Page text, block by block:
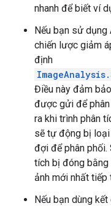
nhanh để biết ví
Nếu bạn sử dụng
chiến lược giảm
định
Điều này đảm
được gửi để
ra khi trình phân
sẽ tự động bị
đợi để phân phối.
tích bị đóng bằng
ảnh mới nhất tiếp
Nếu bạn dùng